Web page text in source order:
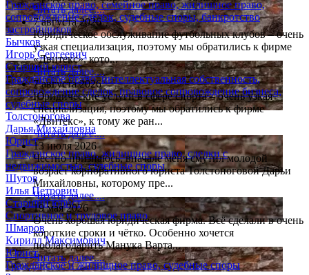
Гражданское право, семейное право, жилищное право,
сопровождение сделок, судебные споры, банкротство
застройщиков
Бычков
Игорь Сергеевич
Старший юрист
Гражданское право, интеллектуальная собственность,
сопровождение сделок, правовое сопровождение бизнеса,
судебные споры
Толстоногова
Дарья Михайловна
Юрист
Гражданское право, жилищное право, сделки с
недвижимостью, судебные споры
Шутов
Илья Петрович
Старший юрист
Спортивное и трудовое право
Шмаров
Кирилл Максимович
Юрист
Гражданское и жилищное право, судебные споры
Читать далее....
7 августа 2026
Юридическое обслуживание футбольных клубов – очень
узкая специализация, поэтому мы обратились к фирме
«Двитекс», кото...
Читать далее....
7 августа 2026
Юридические услуги в сфере спорта – очень узкая
специализация, поэтому мы обратились к фирме
«Двитекс», к тому же ран...
Читать далее....
13 июля 2026
Честно признаюсь, вначале меня смутил молодой
возраст корпоративного юриста Толстоноговой Дарьи
Михайловны, которому пре...
Читать далее....
19 мая 2026
Очень хорошая юридическая фирма. Всё сделали в очень
короткие сроки и чётко. Особенно хочется
поблагодарить Манука Варта...
Читать далее....